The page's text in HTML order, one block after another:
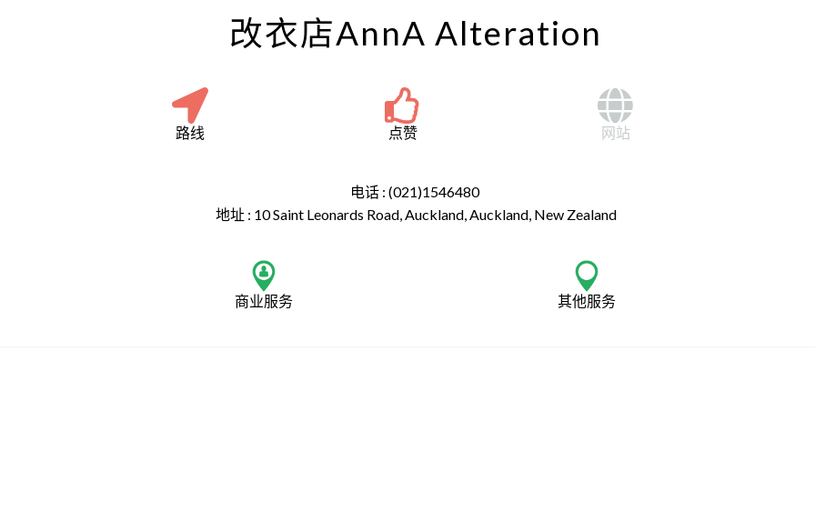
改衣店AnnA Alteration
路线 点赞 网站
电话 : (021)1546480
地址 : 10 Saint Leonards Road, Auckland, Auckland, New Zealand
商业服务 其他服务